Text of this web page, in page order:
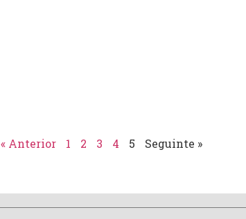
« Anterior 1 2 3 4 5 Seguinte »